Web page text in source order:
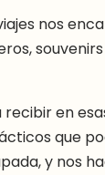
nos
en
que
y nos